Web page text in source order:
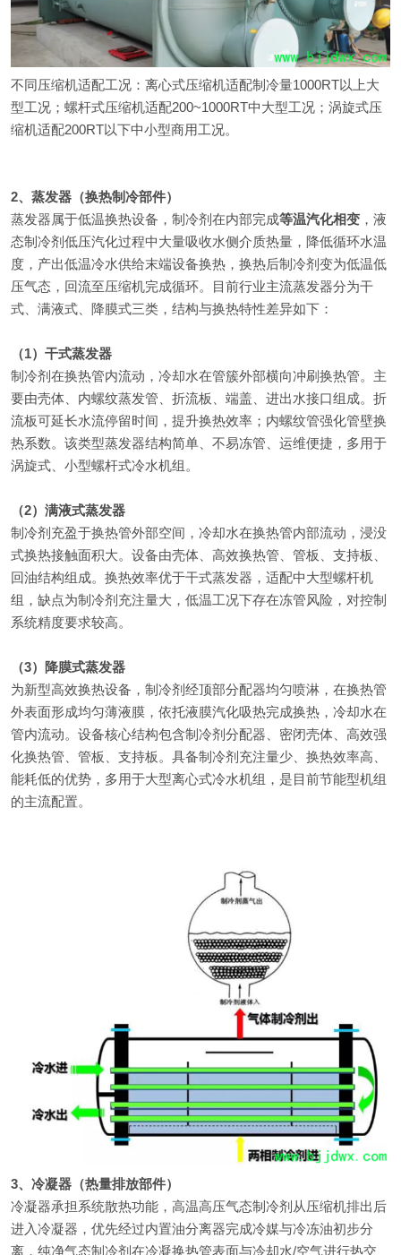
不同压缩机适配工况：离心式压缩机适配制冷量1000RT以上大
型工况；螺杆式压缩机适配200~1000RT中大型工况；涡旋式压
缩机适配200RT以下中小型商用工况。
2、蒸发器（换热制冷部件）
蒸发器属于低温换热设备，制冷剂在内部完成等温汽化相变 ，液
态制冷剂低压汽化过程中大量吸收水侧介质热量，降低循环水温
度，产出低温冷水供给末端设备换热，换热后制冷剂变为低温低
压气态，回流至压缩机完成循环。目前行业主流蒸发器分为干
式、满液式、降膜式三类，结构与换热特性差异如下：
（1）干式蒸发器
制冷剂在换热管内流动，冷却水在管簇外部横向冲刷换热管。主
要由壳体、内螺纹蒸发管、折流板、端盖、进出水接口组成。折
流板可延长水流停留时间，提升换热效率；内螺纹管强化管壁换
热系数。该类型蒸发器结构简单、不易冻管、运维便捷，多用于
涡旋式、小型螺杆式冷水机组。
（2）满液式蒸发器
制冷剂充盈于换热管外部空间，冷却水在换热管内部流动，浸没
式换热接触面积大。设备由壳体、高效换热管、管板、支持板、
回油结构组成。换热效率优于干式蒸发器，适配中大型螺杆机
组，缺点为制冷剂充注量大，低温工况下存在冻管风险，对控制
系统精度要求较高。
（3）降膜式蒸发器
为新型高效换热设备，制冷剂经顶部分配器均匀喷淋，在换热管
外表面形成均匀薄液膜，依托液膜汽化吸热完成换热，冷却水在
管内流动。设备核心结构包含制冷剂分配器、密闭壳体、高效强
化换热管、管板、支持板。具备制冷剂充注量少、换热效率高、
能耗低的优势，多用于大型离心式冷水机组，是目前节能型机组
的主流配置。
3、冷凝器（热量排放部件）
冷凝器承担系统散热功能，高温高压气态制冷剂从压缩机排出后
进入冷凝器，优先经过内置油分离器完成冷媒与冷冻油初步分
离，纯净气态制冷剂在冷凝换热管表面与冷却水/空气进行热交